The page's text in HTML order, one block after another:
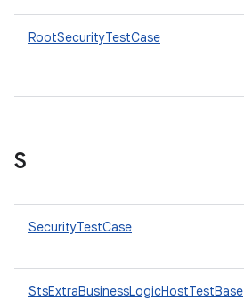
RootSecurityTestCase
S
SecurityTestCase
StsExtraBusinessLogicHostTestBase